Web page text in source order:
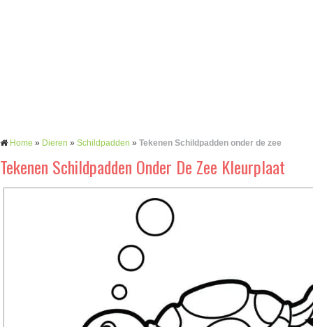
Home » Dieren » Schildpadden » Tekenen Schildpadden onder de zee
Tekenen Schildpadden Onder De Zee Kleurplaat